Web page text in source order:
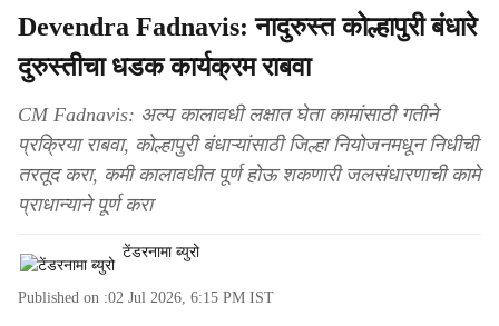
Devendra Fadnavis: नादुरुस्त कोल्हापुरी बंधारे
दुरुस्तीचा धडक कार्यक्रम राबवा
CM Fadnavis: अल्प कालावधी लक्षात घेता कामांसाठी गतीने
प्रक्रिया राबवा, कोल्हापुरी बंधाऱ्यांसाठी जिल्हा नियोजनमधून निधीची
तरतूद करा, कमी कालावधीत पूर्ण होऊ शकणारी जलसंधारणाची कामे
प्राधान्याने पूर्ण करा
टेंडरनामा ब्युरो
Published on :02 Jul 2026, 6:15 PM IST